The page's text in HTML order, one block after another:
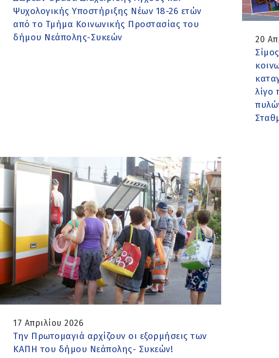
Ψυχολογικής Υποστήριξης Νέων 18-26 ετών
από το Τμήμα Κοινωνικής Προστασίας του
δήμου Νεάπολης-Συκεών
20
λίγο
17 Απριλίου 2026
Την Πρωτομαγιά αρχίζουν οι εξορμήσεις των
ΚΑΠΗ του δήμου Νεάπολης- Συκεών!